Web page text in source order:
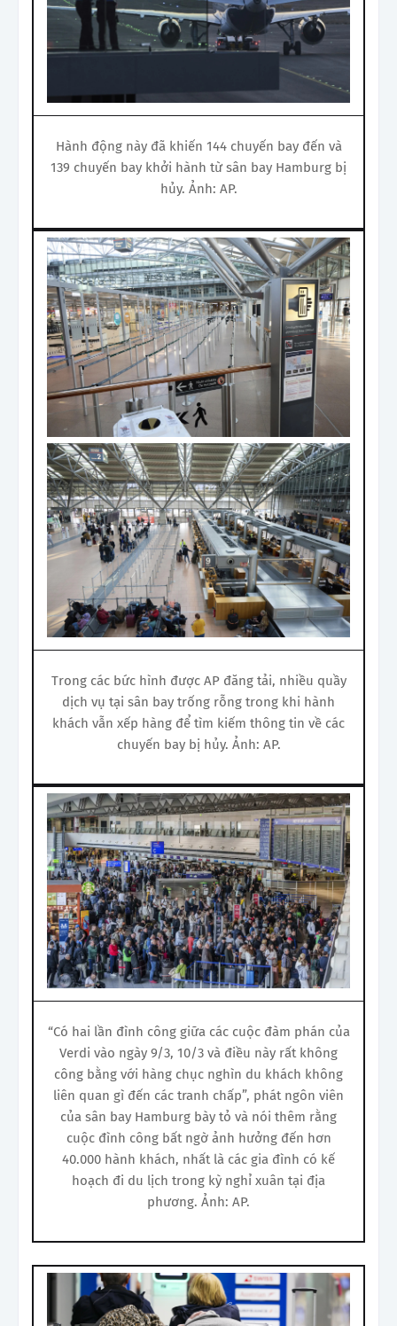
Hành động này đã khiến 144 chuyến bay đến và
139 chuyến bay khởi hành từ sân bay Hamburg bị
hủy. Ảnh: AP.
Trong các bức hình được AP đăng tải, nhiều quầy
dịch vụ tại sân bay trống rỗng trong khi hành
khách vẫn xếp hàng để tìm kiếm thông tin về các
chuyến bay bị hủy. Ảnh: AP.
“Có hai lần đình công giữa các cuộc đàm phán của
Verdi vào ngày 9/3, 10/3 và điều này rất không
công bằng với hàng chục nghìn du khách không
liên quan gì đến các tranh chấp”, phát ngôn viên
của sân bay Hamburg bày tỏ và nói thêm rằng
cuộc đình công bất ngờ ảnh hưởng đến hơn
40.000 hành khách, nhất là các gia đình có kế
hoạch đi du lịch trong kỳ nghỉ xuân tại địa
phương. Ảnh: AP.